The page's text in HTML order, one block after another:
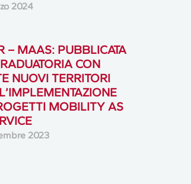
2024
– MAAS: PUBBLICATA
CON
NUOVI TERRITORI
MOBILITY AS
2023